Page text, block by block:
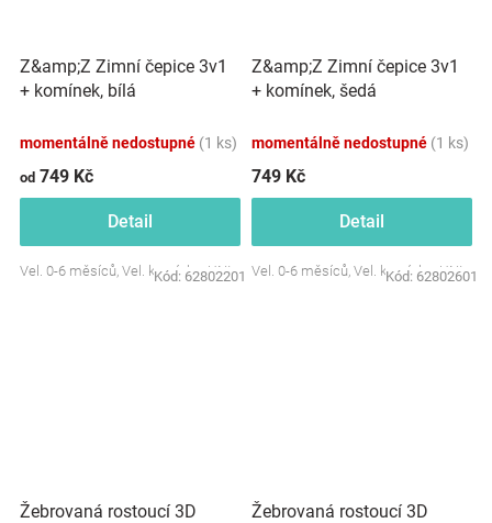
Z&amp;Z Zimní čepice 3v1
+ komínek, bílá
momentálně nedostupné (1 ks)
od 749 Kč
Detail
Vel. 0-6 měsíců, Vel. komínku: UNI
Kód: 62802201
Z&amp;Z Zimní čepice 3v1
+ komínek, šedá
momentálně nedostupné (1 ks)
749 Kč
Detail
Vel. 0-6 měsíců, Vel. komínku: UNI
Kód: 62802601
Žebrovaná rostoucí 3D
Žebrovaná rostoucí 3D